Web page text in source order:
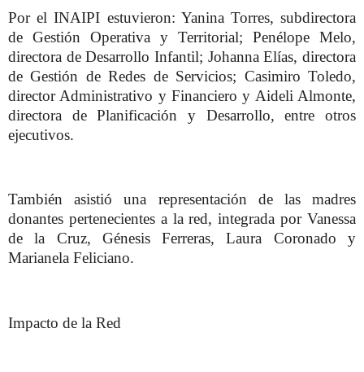
Por el INAIPI estuvieron: Yanina Torres, subdirectora
de Gestión Operativa y Territorial; Penélope Melo,
directora de Desarrollo Infantil; Johanna Elías, directora
de Gestión de Redes de Servicios; Casimiro Toledo,
director Administrativo y Financiero y Aideli Almonte,
directora de Planificación y Desarrollo, entre otros
ejecutivos.
También asistió una representación de las madres
donantes pertenecientes a la red, integrada por Vanessa
de la Cruz, Génesis Ferreras, Laura Coronado y
Marianela Feliciano.
Impacto de la Red